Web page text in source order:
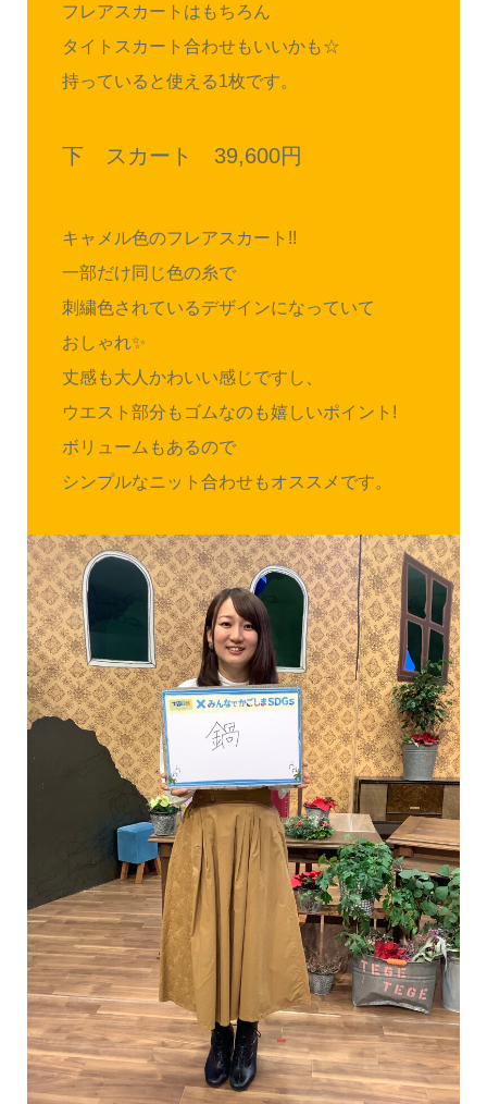
フレアスカートはもちろん
タイトスカート合わせもいいかも☆
持っていると使える1枚です。
下 スカート 39,600円
キャメル色のフレアスカート!!
一部だけ同じ色の糸で
刺繍色されているデザインになっていて
おしゃれ✨
丈感も大人かわいい感じですし、
ウエスト部分もゴムなのも嬉しいポイント!
ボリュームもあるので
シンプルなニット合わせもオススメです。